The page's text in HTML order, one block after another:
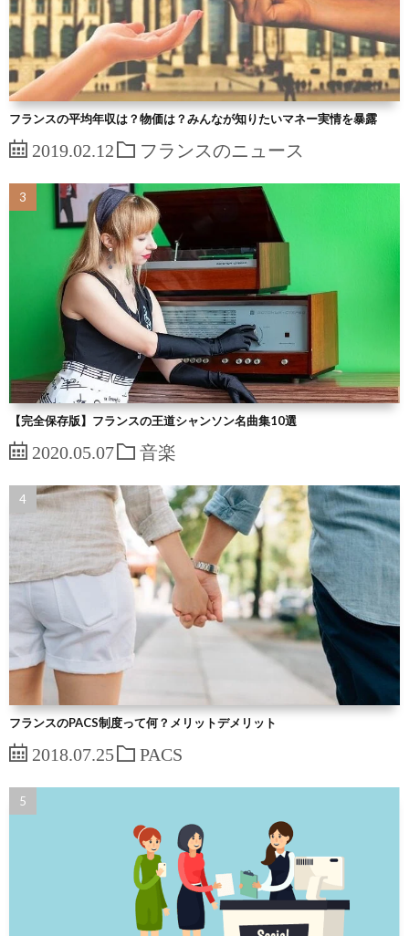
フランスの平均年収は？物価は？みんなが知りたいマネー実情を暴露
2019.02.12 フランスのニュース
【完全保存版】フランスの王道シャンソン名曲集10選
2020.05.07 音楽
フランスのPACS制度って何？メリットデメリット
2018.07.25 PACS